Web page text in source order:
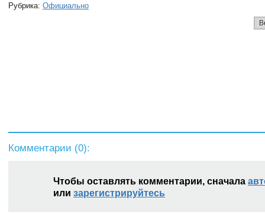
Рубрика: Официально
Комментарии (0):
Чтобы оставлять комментарии, сначала
или зарегистрируйтесь